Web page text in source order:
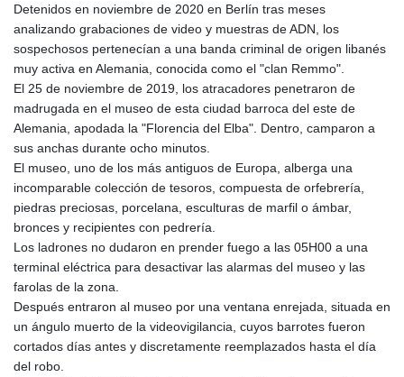
JEP 0.8566
JMD 183.057725
JOD 0.819746
JPY 182.445186
KES 149.158147
KGS 101.104505
KHR 4681.941823
KMF 492.514185
KRW 1627.712241
KWD 0.356853
KYD 0.960588
KZT 540.233287
LAK 26025.676609
LBP
LKR 386.635196
LRD 208.057415
LSL 18.726567
Detenidos en noviembre de 2020 en Berlín tras meses
analizando grabaciones de video y muestras de ADN, los
sospechosos pertenecían a una banda criminal de origen libanés
muy activa en Alemania, conocida como el "clan Remmo".
El 25 de noviembre de 2019, los atracadores penetraron de
madrugada en el museo de esta ciudad barroca del este de
Alemania, apodada la "Florencia del Elba". Dentro, camparon a
sus anchas durante ocho minutos.
El museo, uno de los más antiguos de Europa, alberga una
incomparable colección de tesoros, compuesta de orfebrería,
piedras preciosas, porcelana, esculturas de marfil o ámbar,
bronces y recipientes con pedrería.
Los ladrones no dudaron en prender fuego a las 05H00 a una
terminal eléctrica para desactivar las alarmas del museo y las
farolas de la zona.
Después entraron al museo por una ventana enrejada, situada en
un ángulo muerto de la videovigilancia, cuyos barrotes fueron
cortados días antes y discretamente reemplazados hasta el día
del robo.